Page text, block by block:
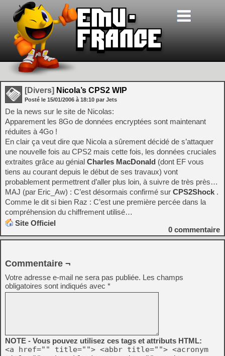
[Divers] Nicola’s CPS2 WIP
Posté le 15/01/2006 à 18:10 par Jets
De la news sur le site de Nicolas:
Apparement les 8Go de données encryptées sont maintenant
réduites à 4Go !
En clair ça veut dire que Nicola a sûrement décidé de s’attaquer
une nouvelle fois au CPS2 mais cette fois, les données cruciales
extraites grâce au génial Charles MacDonald (dont EF vous
tiens au courant depuis le début de ses travaux) vont
probablement permettrent d’aller plus loin, à suivre de très près…
MAJ (par Eric_Aw) : C’est désormais confirmé sur CPS2Shock .
Comme le dit si bien Raz : C’est une première percée dans la
compréhension du chiffrement utilisé…
Site Officiel
0 commentaire
Commentaire ¬
Votre adresse e-mail ne sera pas publiée. Les champs
obligatoires sont indiqués avec *
NOTE - Vous pouvez utilisez ces tags et attributs HTML:
<a href="" title=""> <abbr title=""> <acronym